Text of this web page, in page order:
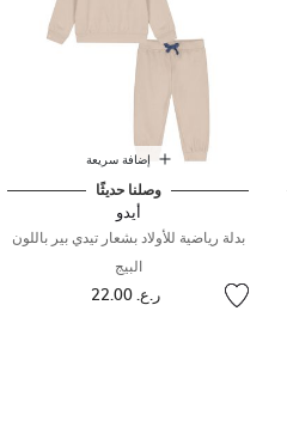
إضافة سريعة
وصلنا حديثًا
أيدو
بدلة رياضية للأولاد بشعار تيدي بير باللون
البيج
ر.ع. 22.00